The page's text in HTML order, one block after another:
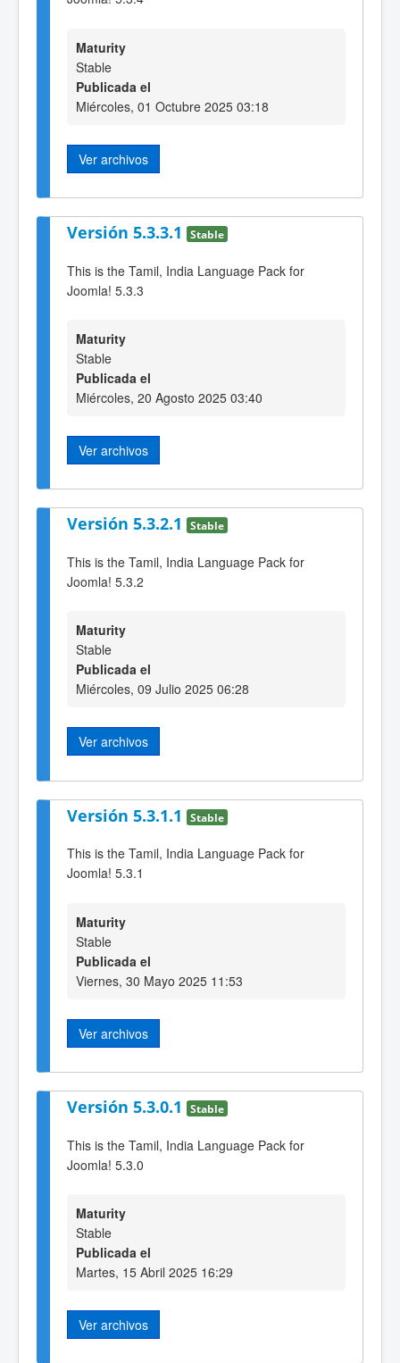
Maturity
Stable
Publicada el
Miércoles, 01 Octubre 2025 03:18
Ver archivos
Versión 5.3.3.1 Stable
This is the Tamil, India Language Pack for
Joomla! 5.3.3
Maturity
Stable
Publicada el
Miércoles, 20 Agosto 2025 03:40
Ver archivos
Versión 5.3.2.1 Stable
This is the Tamil, India Language Pack for
Joomla! 5.3.2
Maturity
Stable
Publicada el
Miércoles, 09 Julio 2025 06:28
Ver archivos
Versión 5.3.1.1 Stable
This is the Tamil, India Language Pack for
Joomla! 5.3.1
Maturity
Stable
Publicada el
Viernes, 30 Mayo 2025 11:53
Ver archivos
Versión 5.3.0.1 Stable
This is the Tamil, India Language Pack for
Joomla! 5.3.0
Maturity
Stable
Publicada el
Martes, 15 Abril 2025 16:29
Ver archivos